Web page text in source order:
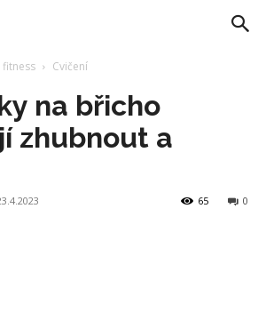
fitness Cvičení
na břicho
zhubnout a
0
65